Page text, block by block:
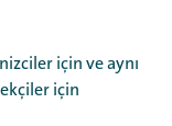
için ve aynı
için